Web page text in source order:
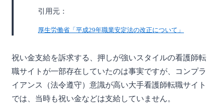
引用元：
厚生労働省「平成29年職業安定法の改正について」
祝い金支給を訴求する、押しが強いスタイルの看護師転
職サイトが一部存在していたのは事実ですが、コンプラ
イアンス（法令遵守）意識が高い大手看護師転職サイト
では、当時も祝い金などは支給していません。